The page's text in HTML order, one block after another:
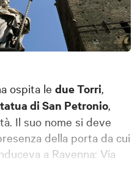
ospita le due Torri
di San Petronio
Il suo nome si deve
della porta da cui
a Ravenna: Via